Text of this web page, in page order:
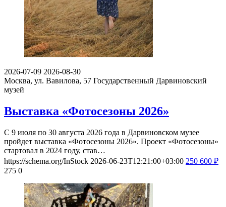
2026-07-09 2026-08-30
Москва, ул. Вавилова, 57 Государственный Дарвиновский
музей
Выставка «Фотосезоны 2026»
С 9 июля по 30 августа 2026 года в Дарвиновском музее
пройдет выставка «Фотосезоны 2026». Проект «Фотосезоны»
стартовал в 2024 году, став…
https://schema.org/InStock 2026-06-23T12:21:00+03:00 250 600 ₽
275 0